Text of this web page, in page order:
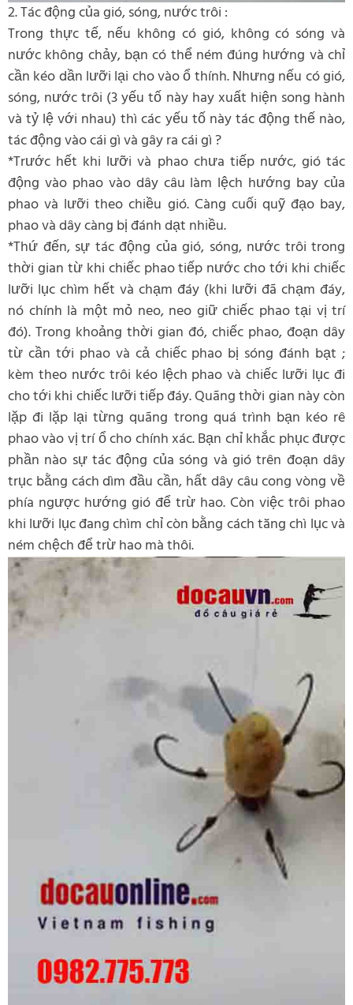
2. Tác động của gió, sóng, nước trôi :
Trong thực tế, nếu không có gió, không có sóng và
nước không chảy, bạn có thể ném đúng hướng và chỉ
cần kéo dần lưỡi lại cho vào ổ thính. Nhưng nếu có gió,
sóng, nước trôi (3 yếu tố này hay xuất hiện song hành
và tỷ lệ với nhau) thì các yếu tố này tác động thế nào,
tác động vào cái gì và gây ra cái gì ?
*Trước hết khi lưỡi và phao chưa tiếp nước, gió tác
động vào phao vào dây câu làm lệch hướng bay của
phao và lưỡi theo chiều gió. Càng cuối quỹ đạo bay,
phao và dây càng bị đánh dạt nhiều.
*Thứ đến, sự tác động của gió, sóng, nước trôi trong
thời gian từ khi chiếc phao tiếp nước cho tới khi chiếc
lưỡi lục chìm hết và chạm đáy (khi lưỡi đã chạm đáy,
nó chính là một mỏ neo, neo giữ chiếc phao tại vị trí
đó). Trong khoảng thời gian đó, chiếc phao, đoạn dây
từ cần tới phao và cả chiếc phao bị sóng đánh bạt ;
kèm theo nước trôi kéo lệch phao và chiếc lưỡi lục đi
cho tới khi chiếc lưỡi tiếp đáy. Quãng thời gian này còn
lặp đi lặp lại từng quãng trong quá trình bạn kéo rê
phao vào vị trí ổ cho chính xác. Bạn chỉ khắc phục được
phần nào sự tác động của sóng và gió trên đoạn dây
trục bằng cách dìm đầu cần, hất dây câu cong vòng về
phía ngược hướng gió để trừ hao. Còn việc trôi phao
khi lưỡi lục đang chìm chỉ còn bằng cách tăng chì lục và
ném chệch để trừ hao mà thôi.